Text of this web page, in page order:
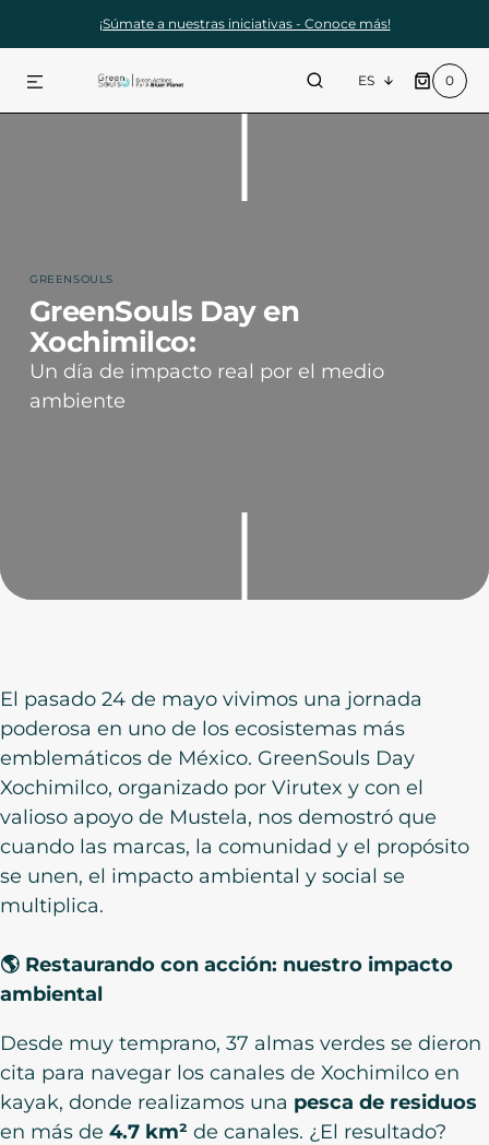
AL CONTENIDO
¡Súmate a nuestras iniciativas - Conoce más!
ES 0
0
ARTÍCULOS
GREENSOULS
GreenSouls Day en
Xochimilco:
Un día de impacto real por el medio
ambiente
El pasado 24 de mayo vivimos una jornada
poderosa en uno de los ecosistemas más
emblemáticos de México. GreenSouls Day
Xochimilco, organizado por Virutex y con el
valioso apoyo de Mustela, nos demostró que
cuando las marcas, la comunidad y el propósito
se unen, el impacto ambiental y social se
multiplica.
🌎 Restaurando con acción: nuestro impacto
ambiental
Desde muy temprano, 37 almas verdes se dieron
cita para navegar los canales de Xochimilco en
kayak, donde realizamos una pesca de residuos
en más de 4.7 km² de canales. ¿El resultado?